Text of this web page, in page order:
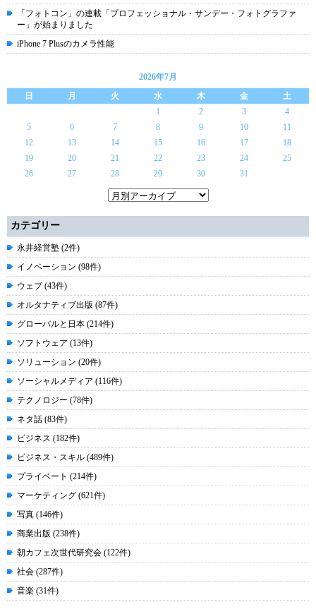
「フォトコン」の連載「プロフェッショナル・サンデー・フォトグラファ
ー」が始まりました
iPhone 7 Plusのカメラ性能
2026年7月
日
月 火 水 木 金
土
1
2 3
4
5
6 7 8 9 10
11
12
13 14 15 16 17
18
19
20 21 22 23 24
25
26
27 28 29 30 31
カテゴリー
永井経営塾 (2件)
イノベーション (98件)
ウェブ (43件)
オルタナティブ出版 (87件)
グローバルと日本 (214件)
ソフトウェア (13件)
ソリューション (20件)
ソーシャルメディア (116件)
テクノロジー (78件)
ネタ話 (83件)
ビジネス (182件)
ビジネス・スキル (489件)
プライベート (214件)
マーケティング (621件)
写真 (146件)
商業出版 (238件)
朝カフェ次世代研究会 (122件)
社会 (287件)
音楽 (31件)